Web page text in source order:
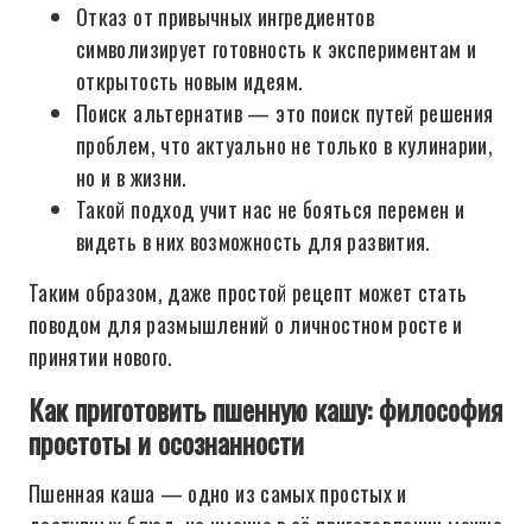
Отказ от привычных ингредиентов
символизирует готовность к экспериментам и
открытость новым идеям.
Поиск альтернатив — это поиск путей решения
проблем, что актуально не только в кулинарии,
но и в жизни.
Такой подход учит нас не бояться перемен и
видеть в них возможность для развития.
Таким образом, даже простой рецепт может стать
поводом для размышлений о личностном росте и
принятии нового.
Как приготовить пшенную кашу: философия
простоты и осознанности
Пшенная каша — одно из самых простых и